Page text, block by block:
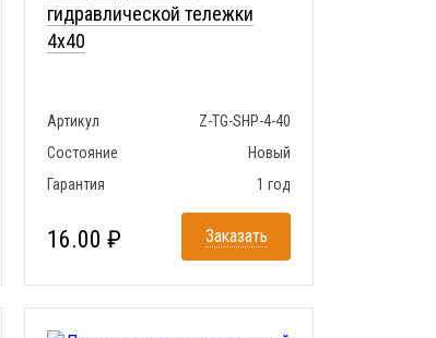
гидравлической тележки
4x40
Артикул
Z-TG-SHP-4-40
Состояние
Новый
Гарантия
1 год
16.00 ₽ Заказать